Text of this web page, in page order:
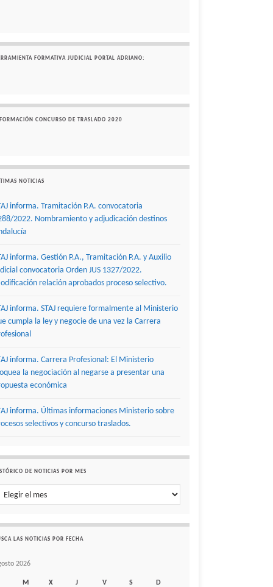
FORMATIVA JUDICIAL PORTAL ADRIANO:
CONCURSO DE TRASLADO 2020
NOTICIAS
informa. Tramitación P.A. convocatoria
2022. Nombramiento y adjudicación destinos
informa. Gestión P.A., Tramitación P.A. y Auxilio
convocatoria Orden JUS 1327/2022.
relación aprobados proceso selectivo.
informa. STAJ requiere formalmente al Ministerio
cumpla la ley y negocie de una vez la Carrera
informa. Carrera Profesional: El Ministerio
la negociación al negarse a presentar una
económica
informa. Últimas informaciones Ministerio sobre
selectivos y concurso traslados.
DE NOTICIAS POR MES
de noticias por mes
LAS NOTICIAS POR FECHA
2026
M X J V S
D